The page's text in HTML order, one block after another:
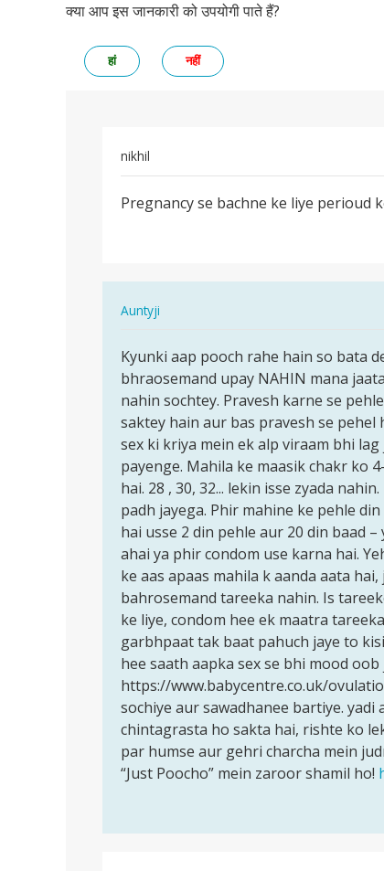
क्या आप इस जानकारी को उपयोगी पाते हैं?
हां नहीं
nikhil
Pregnancy
Pregnancy se bachne ke liye perioud
Auntyji
to
Pregnancy
se
bachne
ke
liye…
by
nikhil
Kyunki
aap
pooch
rahe
hain…
Kyunki aap pooch rahe hain so bata
bhraosemand upay NAHIN mana
nahin sochtey. Pravesh karne se
saktey hain aur bas pravesh se pehel
sex ki kriya mein ek alp viraam bhi
payenge. Mahila ke maasik chakr ko
hai. 28 , 30, 32... lekin isse zyada
padh jayega. Phir mahine ke pehle
hai usse 2 din pehle aur 20 din baad
ahai ya phir condom use karna hai.
ke aas apaas mahila k aanda aata
bahrosemand tareeka nahin. Is
ke liye, condom hee ek maatra
garbhpaat tak baat pahuch jaye to
hee saath aapka sex se bhi mood
https://www.babycentre.co.uk/
sochiye aur sawadhanee bartiye.
chintagrasta ho sakta hai, rishte ko
par humse aur gehri charcha mein
“Just Poocho” mein zaroor shamil ho!